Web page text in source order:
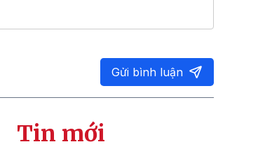
Gửi bình luận
Tin mới